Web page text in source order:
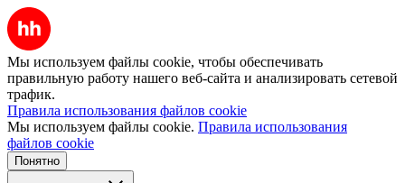
Мы используем файлы cookie, чтобы обеспечивать
правильную работу нашего веб-сайта и анализировать сетевой
трафик.
Правила использования файлов cookie
Мы используем файлы cookie. Правила использования
файлов cookie
Понятно